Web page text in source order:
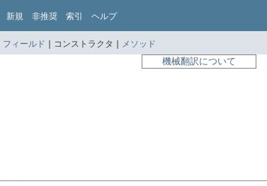
新規 非推奨 索引 ヘルプ
フィールド | コンストラクタ | メソッド
機械翻訳について